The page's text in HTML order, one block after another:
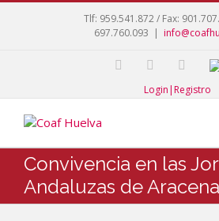
Tlf: 959.541.872 / Fax:
697.760.093 |
Login|Registro
Convivencia en las
Andaluzas de